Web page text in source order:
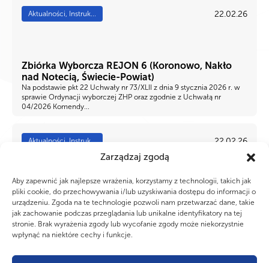
Zarządzaj zgodą
Aby zapewnić jak najlepsze wrażenia, korzystamy z technologii, takich jak
pliki cookie, do przechowywania i/lub uzyskiwania dostępu do informacji o
urządzeniu. Zgoda na te technologie pozwoli nam przetwarzać dane, takie
jak zachowanie podczas przeglądania lub unikalne identyfikatory na tej
stronie. Brak wyrażenia zgody lub wycofanie zgody może niekorzystnie
wpłynąć na niektóre cechy i funkcje.
Aktualności, Instruk... 22.02.26
Zbiórka Wyborcza REJON 6 (Koronowo, Nakło
nad Notecią, Świecie-Powiat)
Na podstawie pkt 22 Uchwały nr 73/XLII z dnia 9 stycznia 2026 r. w
sprawie Ordynacji wyborczej ZHP oraz zgodnie z Uchwałą nr
04/2026 Komendy...
Aktualności, Instruk... 22.02.26
Zbiórka Wyborcza REJON 4 (Aleksandrów
Kujawski, Mogilno, Inowrocław)
Na podstawie pkt 22 Uchwały nr 73/XLII z dnia 9 stycznia 2026 r. w
sprawie Ordynacji wyborczej ZHP oraz zgodnie z Uchwałą nr
04/2026 Komendy...